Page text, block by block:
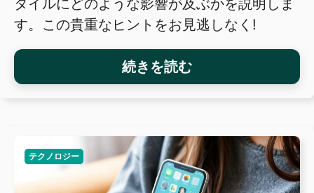
タイルにどのような影響が及ぶかを説明しま
す。この貴重なヒントをお見逃しなく!
続きを読む
テクノロジー